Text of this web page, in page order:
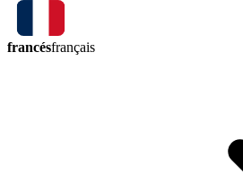
francésfrançais